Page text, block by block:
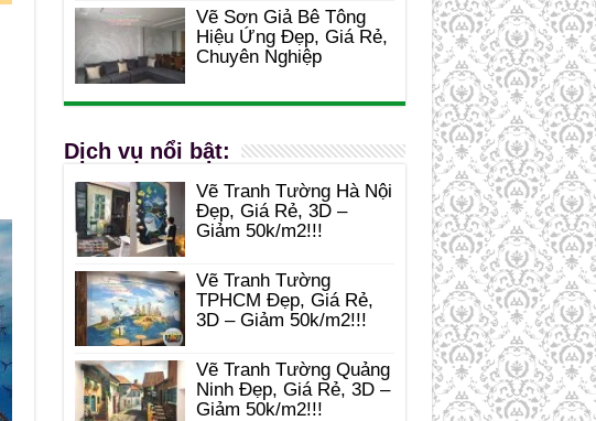
Vẽ Sơn Giả Bê Tông
Hiệu Ứng Đẹp, Giá Rẻ,
Chuyên Nghiệp
Dịch vụ nổi bật:
Vẽ Tranh Tường Hà Nội
Đẹp, Giá Rẻ, 3D –
Giảm 50k/m2!!!
Vẽ Tranh Tường
TPHCM Đẹp, Giá Rẻ,
3D – Giảm 50k/m2!!!
Vẽ Tranh Tường Quảng
Ninh Đẹp, Giá Rẻ, 3D –
Giảm 50k/m2!!!